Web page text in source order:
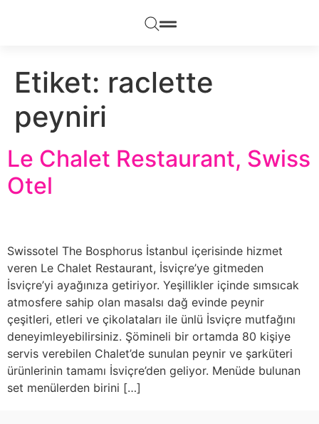
Etiket: raclette
peyniri
Le Chalet Restaurant, Swiss
Otel
Swissotel The Bosphorus İstanbul içerisinde hizmet
veren Le Chalet Restaurant, İsviçre’ye gitmeden
İsviçre’yi ayağınıza getiriyor. Yeşillikler içinde sımsıcak
atmosfere sahip olan masalsı dağ evinde peynir
çeşitleri, etleri ve çikolataları ile ünlü İsviçre mutfağını
deneyimleyebilirsiniz. Şömineli bir ortamda 80 kişiye
servis verebilen Chalet’de sunulan peynir ve şarküteri
ürünlerinin tamamı İsviçre’den geliyor. Menüde bulunan
set menülerden birini […]